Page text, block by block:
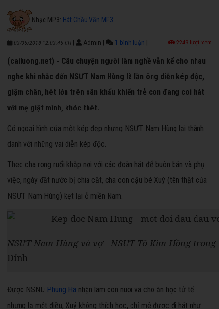
Nhạc MP3: Hát Chầu Văn MP3
03/05/2018 12:03:45 CH Admin 1 bình luận 2249 lượt xem
(cailuong.net) - Câu chuyện người làm nghề vẫn kể cho nhau
nghe khi nhắc đến NSƯT Nam Hùng là lần ông diễn kép độc,
giậm chân, hét lớn trên sân khấu khiến trẻ con đang coi hát
với mẹ giật mình, khóc thét.
Có ngoại hình của một kép đẹp nhưng NSƯT Nam Hùng lại thành
danh với những vai diễn kép độc.
Theo cha rong ruổi khắp nơi với các đoàn hát để buôn bán và phụ
việc, ngày đất nước bị chia cắt, cha con cậu bé Xuý (tên thật của
NSƯT Nam Hùng) kẹt lại ở miền Nam.
NSƯT Nam Hùng và vợ - NSƯT Tô Kim Hồng trong
Đính
Được NSND Phùng Há nhận làm con nuôi và cho ăn học tử tế
nhưng lạ một điều, Xuý không thích học, chỉ mê được đi hát như